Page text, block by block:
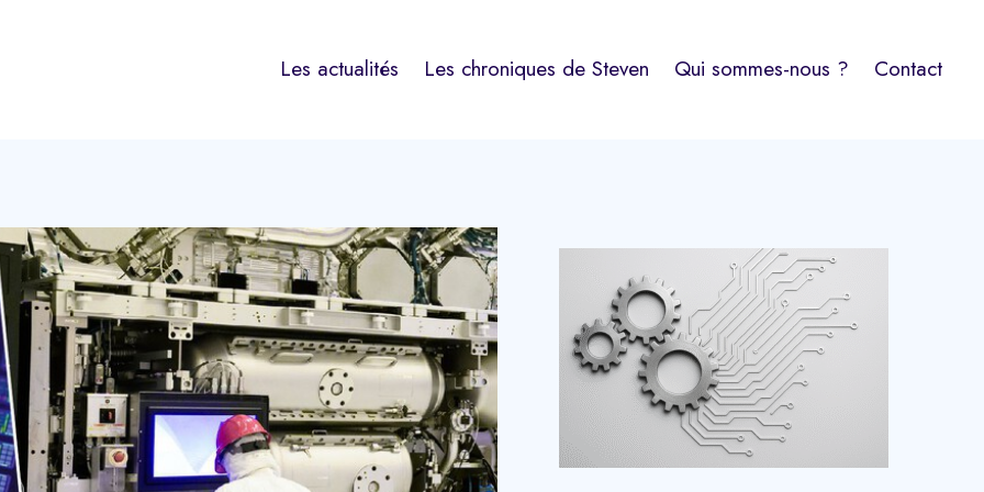
Les actualités Les chroniques de Steven Qui sommes-nous ? Contact